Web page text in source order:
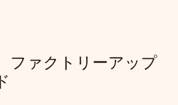
ァクトリーアップ